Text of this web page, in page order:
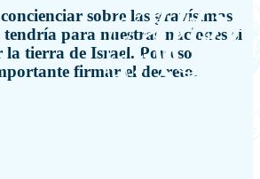
sobre las gravísimas
tendría para nuestras naciones si
tierra de Israel. Por eso
firmar el decreto.